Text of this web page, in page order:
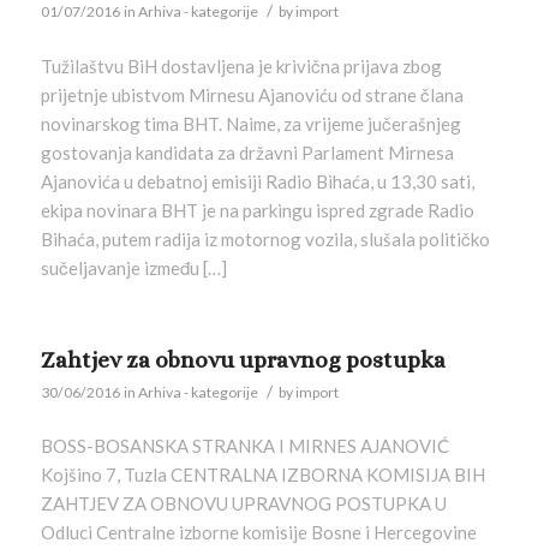
01/07/2016 in Arhiva - kategorije / by import
Tužilaštvu BiH dostavljena je krivična prijava zbog
prijetnje ubistvom Mirnesu Ajanoviću od strane člana
novinarskog tima BHT. Naime, za vrijeme jučerašnjeg
gostovanja kandidata za državni Parlament Mirnesa
Ajanovića u debatnoj emisiji Radio Bihaća, u 13,30 sati,
ekipa novinara BHT je na parkingu ispred zgrade Radio
Bihaća, putem radija iz motornog vozila, slušala političko
sučeljavanje između […]
Zahtjev za obnovu upravnog postupka
30/06/2016 in Arhiva - kategorije / by import
BOSS-BOSANSKA STRANKA I MIRNES AJANOVIĆ
Kojšino 7, Tuzla CENTRALNA IZBORNA KOMISIJA BIH
ZAHTJEV ZA OBNOVU UPRAVNOG POSTUPKA U
Odluci Centralne izborne komisije Bosne i Hercegovine